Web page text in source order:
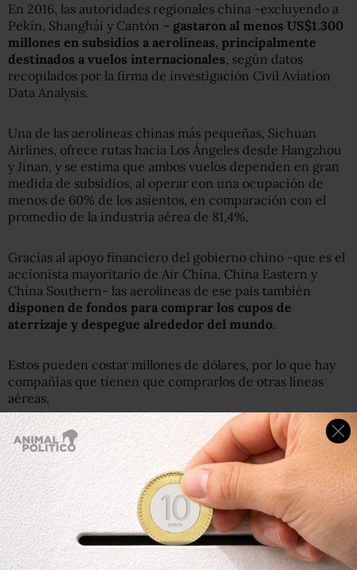
En 2016, las autoridades regionales china -excluyendo a
Pekín, Shanghái y Cantón – gastaron al menos US$1.300
millones en subsidios a aerolíneas, principalmente
destinados a vuelos internacionales, según datos
recopilados por la firma de investigación Civil Aviation
Data Analysis.
Una de las aerolíneas chinas más pequeñas, Sichuan
Airlines, ofrece rutas hacia Los Ángeles desde Hangzhou
y Jinan, y se estima que ambos vuelos dependen en gran
medida de subsidios, al operar con una ocupación de
menos de 60% de los asientos, en comparación con el
promedio de la industria aérea de 81,4%.
Gracias al apoyo financiero del gobierno chino -que es el
accionista mayoritario de Air China, China Eastern y
China Southern- las aerolíneas de ese país también
disponen de fondos para comprar los cupos de
aterrizaje y despegue alrededor del mundo.
Estos pueden costar millones de dólares, por lo que hay
compañías que tienen que comprarlos de otras líneas
aéreas.